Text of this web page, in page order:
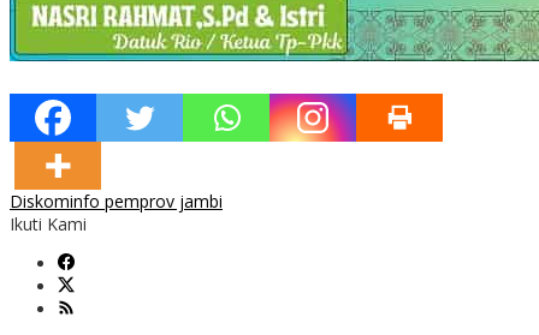
Diskominfo pemprov jambi
Ikuti Kami